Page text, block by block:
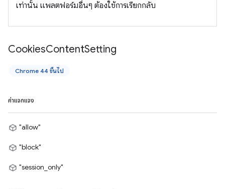
เท่านั้น แพลตฟอร์มอื่นๆ ต้องใช้การเรียกกลับ
CookiesContentSetting
Chrome 44 ขึ้นไป
ค่าแจกแจง
"allow"
"block"
"session_only"